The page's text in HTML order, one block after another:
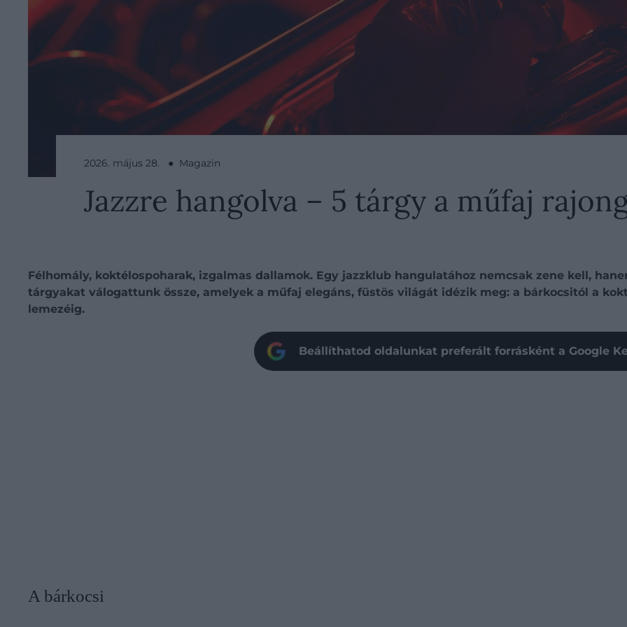
2026. május 28. ● Magazin
Jazzre hangolva – 5 tárgy a műfaj
Félhomály, koktélospoharak, izgalmas dallamok. Egy jazzklub hangulatához nemcsak zene kell,
tárgyakat válogattunk össze, amelyek a műfaj elegáns, füstös világát idézik meg: a bárkocsitól a
lemezéig.
Beállíthatod oldalunkat preferált forrásként a Google
A bárkocsi